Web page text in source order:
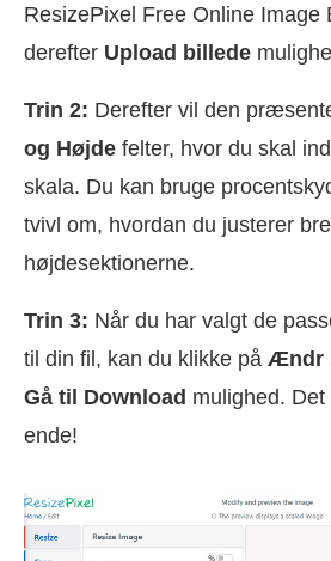
ResizePixel Free Online
derefter Upload billede
Trin 2: Derefter vil den
og Højde felter, hvor du skal
skala. Du kan bruge
tvivl om, hvordan du justerer
højdesektionerne.
Trin 3: Når du har valgt de
til din fil, kan du klikke på Ændr
Gå til Download mulighed.
ende!